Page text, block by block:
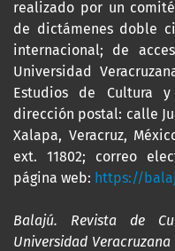
realizado por un
de dictámenes doble
internacional; de
Universidad
Estudios de Cultura y
dirección postal: calle
Xalapa, Veracruz,
ext. 11802; correo
página web: https://
Balajú. Revista de
Universidad Veracruzana